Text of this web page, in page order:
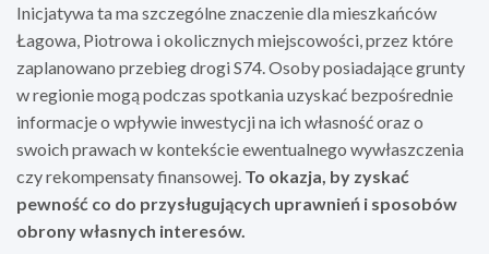
Inicjatywa ta ma szczególne znaczenie dla mieszkańców
Łagowa, Piotrowa i okolicznych miejscowości, przez które
zaplanowano przebieg drogi S74. Osoby posiadające grunty
w regionie mogą podczas spotkania uzyskać bezpośrednie
informacje o wpływie inwestycji na ich własność oraz o
swoich prawach w kontekście ewentualnego wywłaszczenia
czy rekompensaty finansowej. To okazja, by zyskać
pewność co do przysługujących uprawnień i sposobów
obrony własnych interesów.